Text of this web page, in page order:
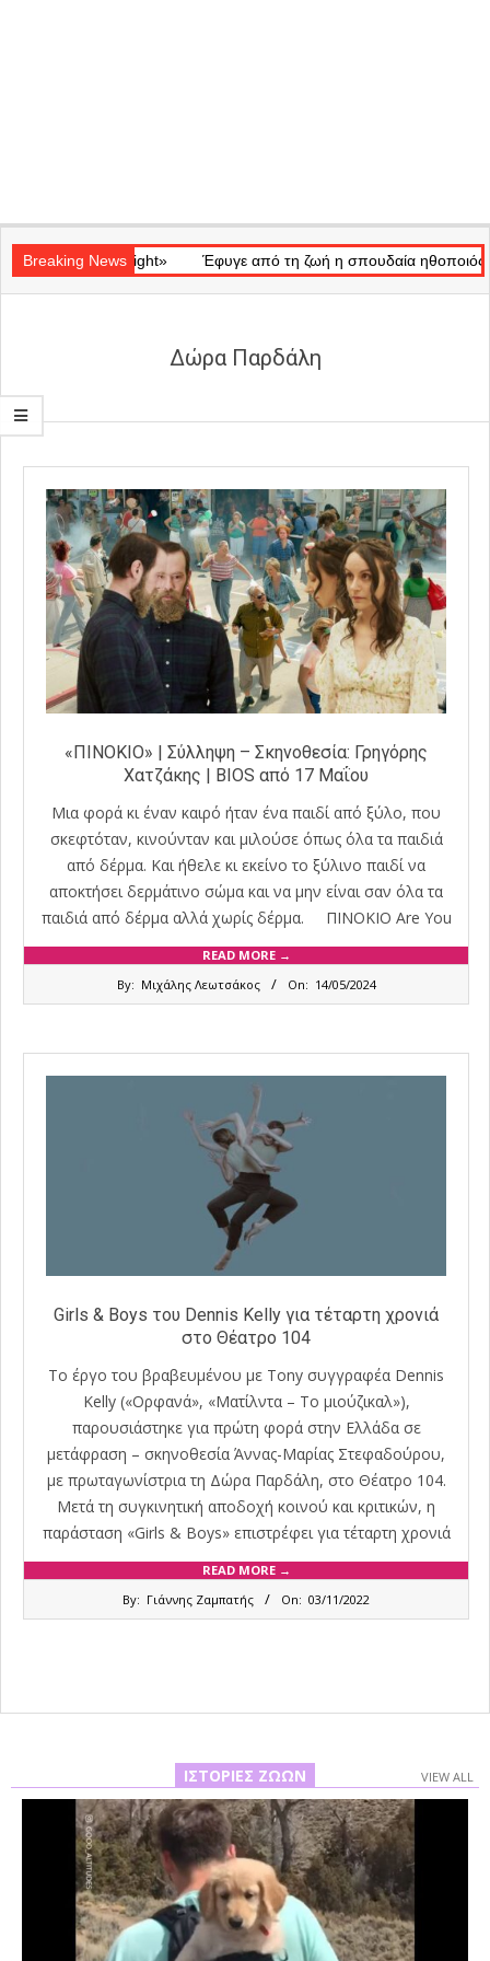
Navigation
Menu
Breaking News
«Ray of Light» Έφυγε από τη ζωή η σπουδαία ηθοποιός Μάρω
Δώρα Παρδάλη
«ΠΙΝΟΚΙΟ» | Σύλληψη – Σκηνοθεσία: Γρηγόρης
Χατζάκης | BIOS από 17 Μαΐου
Μια φορά κι έναν καιρό ήταν ένα παιδί από ξύλο, που
σκεφτόταν, κινούνταν και μιλούσε όπως όλα τα παιδιά
από δέρμα. Και ήθελε κι εκείνο το ξύλινο παιδί να
αποκτήσει δερμάτινο σώμα και να μην είναι σαν όλα τα
παιδιά από δέρμα αλλά χωρίς δέρμα. ΠΙΝΟΚΙΟ Are You
READ MORE →
By: Μιχάλης Λεωτσάκος On: 14/05/2024
Girls & Boys του Dennis Kelly για τέταρτη χρονιά
στο Θέατρο 104
Το έργο του βραβευμένου με Tony συγγραφέα Dennis
Kelly («Ορφανά», «Ματίλντα – Το μιούζικαλ»),
παρουσιάστηκε για πρώτη φορά στην Ελλάδα σε
μετάφραση – σκηνοθεσία Άννας-Μαρίας Στεφαδούρου,
με πρωταγωνίστρια τη Δώρα Παρδάλη, στο Θέατρο 104.
Μετά τη συγκινητική αποδοχή κοινού και κριτικών, η
παράσταση «Girls & Boys» επιστρέφει για τέταρτη χρονιά
READ MORE →
By: Γιάννης Ζαμπατής On: 03/11/2022
ΙΣΤΟΡΊΕΣ ΖΏΩΝ VIEW ALL